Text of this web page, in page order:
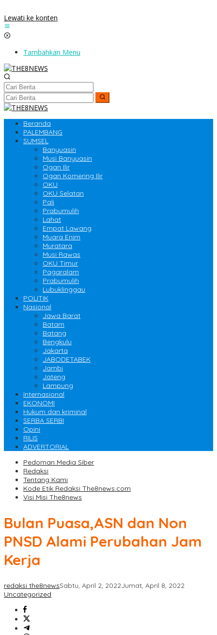
Lewati ke konten
Tambahkan Menu
Beranda
PALEMBANG
SUMSEL
Banyuasin
Musi Banyuasin
Ogan Ilir
Ogan Komering Ilir
OKU
OKU Selatan
Pali
Prabumulih
Lahat
Empat Lawang
Muara Enim
Muratara
Musi Rawas
OKU Timur
Pagaralam
Prabumulih
Lubuklinggau
POLITIK
Nasional
Jawa Barat
Batam
Batang
Bengkulu
Jakarta
JABODETABEK
Jambi
Jateng
Lampung
Internasional
EKONOMI
Hukum dan kriminal
SERBA SERBI
Opini
RILIS
ADVERTORIAL
Pedoman Media Siber
Redaksi
Tentang Kami
Kode Etik Redaksi The8news.com
Visi Misi The8news
Bulan Puasa,ASN dan Non
PNSD Alami Perubahan Jam
Kerja
redaksi the8newsSabtu, April 2, 2022Jumat, April 8, 2022
Uncategorized